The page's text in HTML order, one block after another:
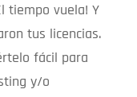
tiempo vuela! Y
tus licencias.
fácil para
y/o